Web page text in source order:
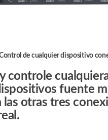
de cualquier dispositivo
controle
fuente
otras tres